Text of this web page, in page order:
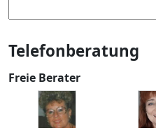
Telefonberatung
Freie Berater